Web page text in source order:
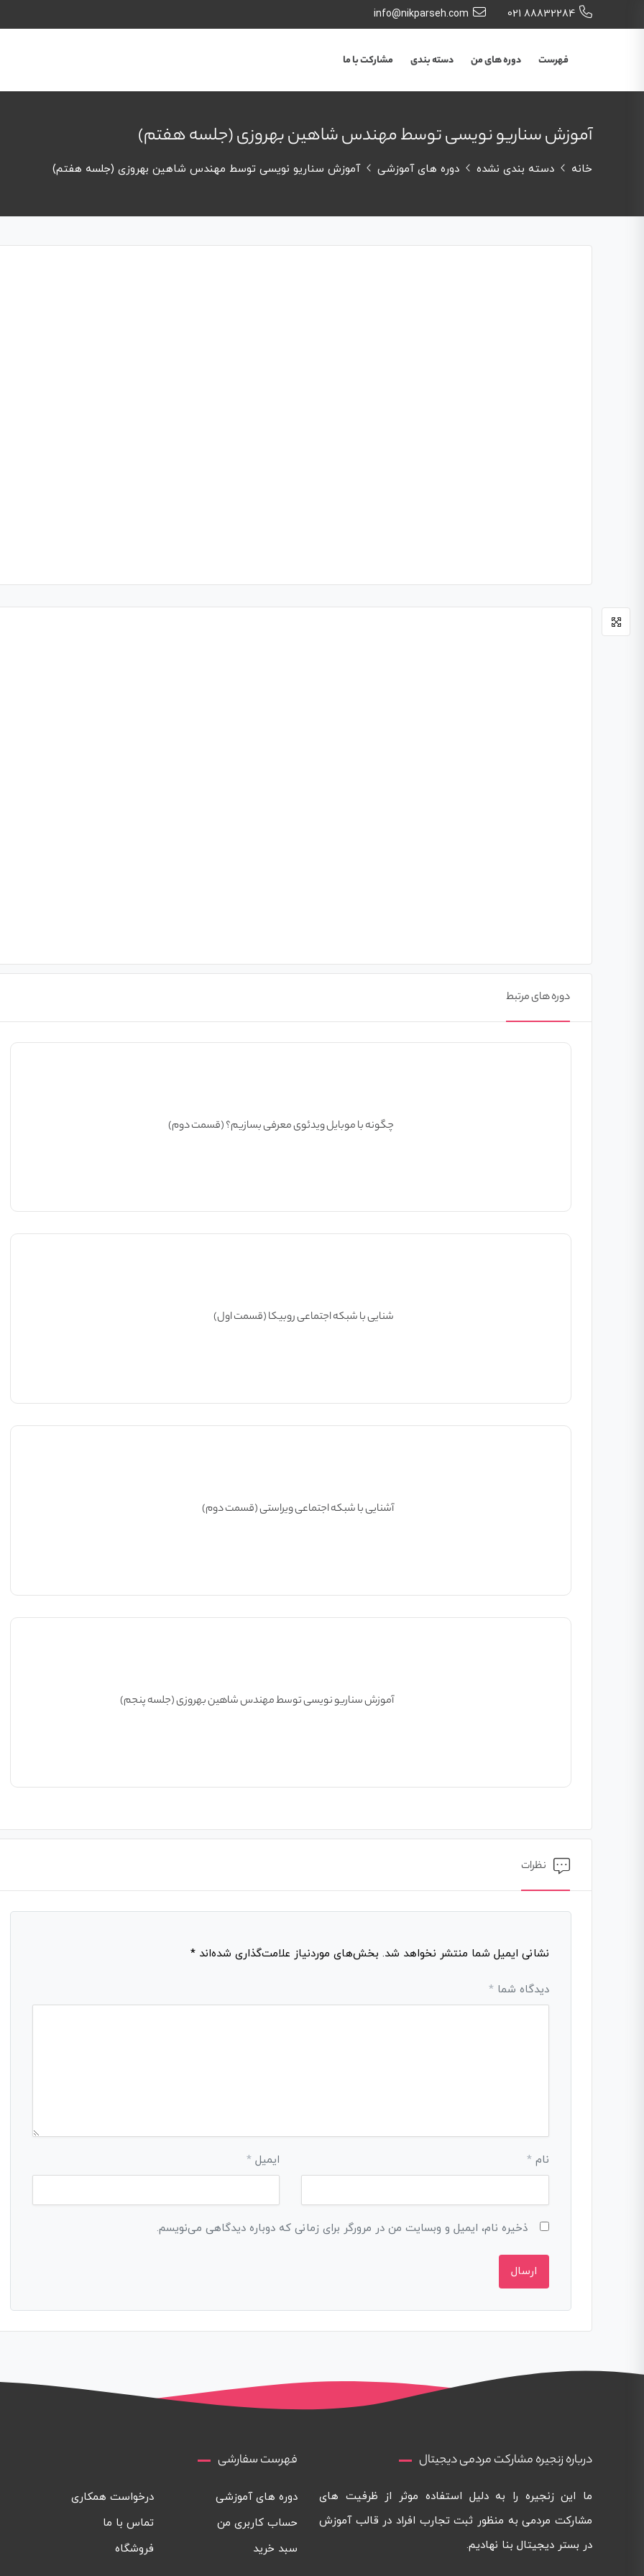
88832284 021
info@nikparseh.com
فهرست دوره های من دسته بندی مشارکت با ما
آموزش سناریو نویسی توسط مهندس شاهین بهروزی (جلسه هفتم)
خانه دسته بندی نشده دوره های آموزشی آموزش سناریو نویسی توسط مهندس شاهین بهروزی (جلسه هفتم)
دوره های مرتبط
چگونه با موبایل ویدئوی معرفی بسازیم؟ (قسمت دوم)
شنایی با شبکه اجتماعی روبیکا (قسمت اول)
آشنایی با شبکه اجتماعی ویراستی (قسمت دوم)
آموزش سناریو نویسی توسط مهندس شاهین بهروزی (جلسه پنجم)
نظرات
نشانی ایمیل شما منتشر نخواهد شد. بخش‌های موردنیاز علامت‌گذاری شده‌اند *
دیدگاه شما *
نام * ایمیل *
ذخیره نام، ایمیل و وبسایت من در مرورگر برای زمانی که دوباره دیدگاهی می‌نویسم.
درباره زنجیره مشارکت مردمی دیجیتال
ما این زنجیره را به دلیل استفاده موثر از ظرفیت های
مشارکت مردمی به منظور ثبت تجارب افراد در قالب آموزش
در بستر دیجیتال بنا نهادیم.
فهرست سفارشی
دوره های آموزشی
درخواست همکاری
حساب کاربری من
تماس با ما
سبد خرید
فروشگاه